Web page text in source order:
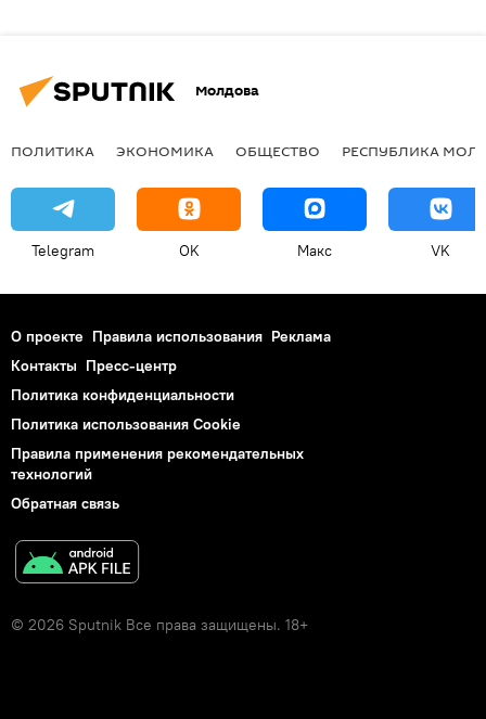
Молдова
ПОЛИТИКА ЭКОНОМИКА ОБЩЕСТВО РЕСПУБЛИКА
Telegram OK Макс VK
О проекте Правила использования Реклама
Контакты Пресс-центр
Политика конфиденциальности
Политика использования Cookie
Правила применения рекомендательных
технологий
Обратная связь
© 2026 Sputnik Все права защищены. 18+